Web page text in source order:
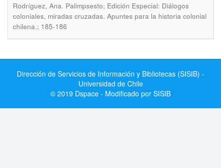
Rodríguez, Ana. Palimpsesto; Edición Especial: Diálogos
coloniales, miradas cruzadas. Apuntes para la historia colonial
chilena.; 185-186
Dirección de Servicios de Información y Bibliotecas (SISIB) -
Universidad de Chile
© 2019 Dspace - Modificado por SISIB